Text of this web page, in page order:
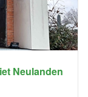
Neulanden